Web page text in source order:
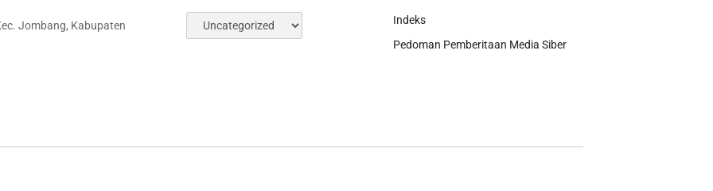
Jombang, Kabupaten
Kategori
Indeks
Pedoman Pemberitaan Media Siber